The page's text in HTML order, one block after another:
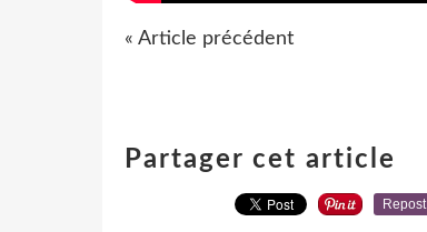
« Article précédent
Partager cet article
Repost